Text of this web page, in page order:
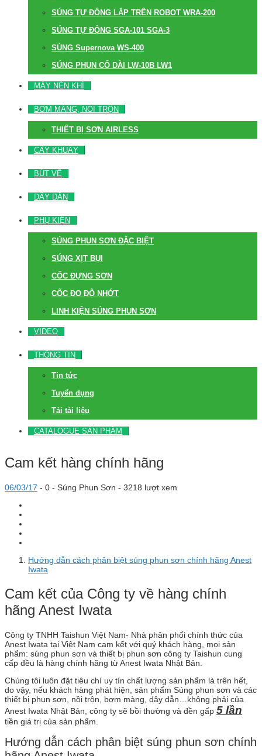
SÚNG TỰ ĐỘNG LẮP TRÊN ROBOT WRA-200
SÚNG TỰ ĐỘNG SGA-101 SGA-3
SÚNG Supernova WS-400
SÚNG PHUN CỔ DÀI LW-10B LW1
MÁY NÉN KHÍ
BƠM MÀNG, NỒI TRỘN
THIẾT BỊ SƠN AIRLESS
CÂY KHUẤY
BÚT VẼ
DÂY DẪN
PHỤ KIỆN
SÚNG PHUN SƠN ĐẶC BIỆT
SÚNG XỊT BỤI
CỐC ĐỰNG SƠN
CỐC ĐO ĐỘ NHỚT
LINH KIỆN SÚNG PHUN SƠN
VIDEO
THÔNG TIN
Tin tức
Tuyển dụng
Tải tài liệu
CATALOGUE SẢN PHẨM
Cam kết hàng chính hãng
06/03/17 - 0 - Súng Phun Sơn - 3218 lượt xem
Hướng dẫn cách phân biệt súng phun sơn chính hãng Anest
Iwata
Cam kết của Công ty về hàng chính
hãng Anest Iwata
Công ty TNHH Taishun Việt Nam- Nhà phân phối chính thức của
Anest Iwata tại Việt Nam cam kết với quý khách hàng, mọi sản
phẩm: súng phun sơn và thiết bị phun sơn công ty Taishun cung
cấp đều là hàng chính hãng từ Anest Iwata Nhật Bản.
Chúng tôi luôn đặt tiêu chí uy tín chất lượng sản phẩm là trên hết,
do vậy, nếu khách hàng phát hiện, sản phẩm Súng phun sơn và các
thiết bị phun sơn, nồi trộn, bơm màng, dây dẫn…không phải của
Anest Iwata Nhật Bản, công ty sẽ bồi thường và đền gấp 5 lần
tiền giá trị của sản phẩm.
Hướng dẫn cách phân biệt súng phun sơn chính